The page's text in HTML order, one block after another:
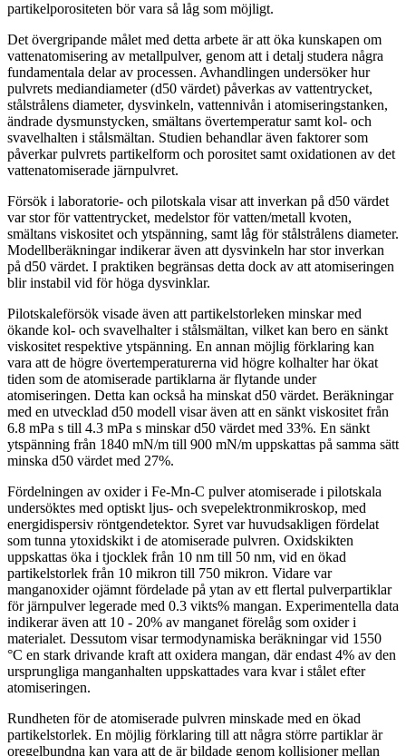
partikelporositeten bör vara så låg som möjligt.
Det övergripande målet med detta arbete är att öka kunskapen om
vattenatomisering av metallpulver, genom att i detalj studera några
fundamentala delar av processen. Avhandlingen undersöker hur
pulvrets mediandiameter (d50 värdet) påverkas av vattentrycket,
stålstrålens diameter, dysvinkeln, vattennivån i atomiseringstanken,
ändrade dysmunstycken, smältans övertemperatur samt kol- och
svavelhalten i stålsmältan. Studien behandlar även faktorer som
påverkar pulvrets partikelform och porositet samt oxidationen av det
vattenatomiserade järnpulvret.
Försök i laboratorie- och pilotskala visar att inverkan på d50 värdet
var stor för vattentrycket, medelstor för vatten/metall kvoten,
smältans viskositet och ytspänning, samt låg för stålstrålens diameter.
Modellberäkningar indikerar även att dysvinkeln har stor inverkan
på d50 värdet. I praktiken begränsas detta dock av att atomiseringen
blir instabil vid för höga dysvinklar.
Pilotskaleförsök visade även att partikelstorleken minskar med
ökande kol- och svavelhalter i stålsmältan, vilket kan bero en sänkt
viskositet respektive ytspänning. En annan möjlig förklaring kan
vara att de högre övertemperaturerna vid högre kolhalter har ökat
tiden som de atomiserade partiklarna är flytande under
atomiseringen. Detta kan också ha minskat d50 värdet. Beräkningar
med en utvecklad d50 modell visar även att en sänkt viskositet från
6.8 mPa s till 4.3 mPa s minskar d50 värdet med 33%. En sänkt
ytspänning från 1840 mN/m till 900 mN/m uppskattas på samma sätt
minska d50 värdet med 27%.
Fördelningen av oxider i Fe-Mn-C pulver atomiserade i pilotskala
undersöktes med optiskt ljus- och svepelektronmikroskop, med
energidispersiv röntgendetektor. Syret var huvudsakligen fördelat
som tunna ytoxidskikt i de atomiserade pulvren. Oxidskikten
uppskattas öka i tjocklek från 10 nm till 50 nm, vid en ökad
partikelstorlek från 10 mikron till 750 mikron. Vidare var
manganoxider ojämnt fördelade på ytan av ett flertal pulverpartiklar
för järnpulver legerade med 0.3 vikts% mangan. Experimentella data
indikerar även att 10 - 20% av manganet förelåg som oxider i
materialet. Dessutom visar termodynamiska beräkningar vid 1550
°C en stark drivande kraft att oxidera mangan, där endast 4% av den
ursprungliga manganhalten uppskattades vara kvar i stålet efter
atomiseringen.
Rundheten för de atomiserade pulvren minskade med en ökad
partikelstorlek. En möjlig förklaring till att några större partiklar är
oregelbundna kan vara att de är bildade genom kollisioner mellan